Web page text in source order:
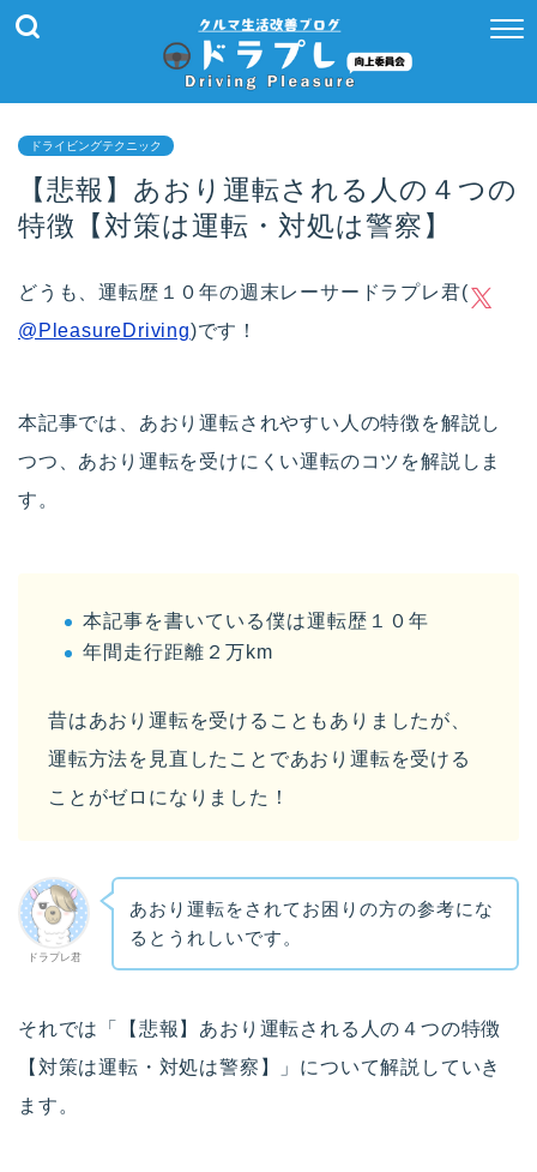
ドライビングテクニック
【悲報】あおり運転される人の４つの
特徴【対策は運転・対処は警察】
どうも、運転歴１０年の週末レーサードラプレ君(
@PleasureDriving)です！
本記事では、あおり運転されやすい人の特徴を解説し
つつ、あおり運転を受けにくい運転のコツを解説しま
す。
本記事を書いている僕は運転歴１０年
年間走行距離２万km
昔はあおり運転を受けることもありましたが、
運転方法を見直したことであおり運転を受ける
ことがゼロになりました！
ドラプレ君
あおり運転をされてお困りの方の参考にな
るとうれしいです。
それでは「【悲報】あおり運転される人の４つの特徴
【対策は運転・対処は警察】」について解説していき
ます。